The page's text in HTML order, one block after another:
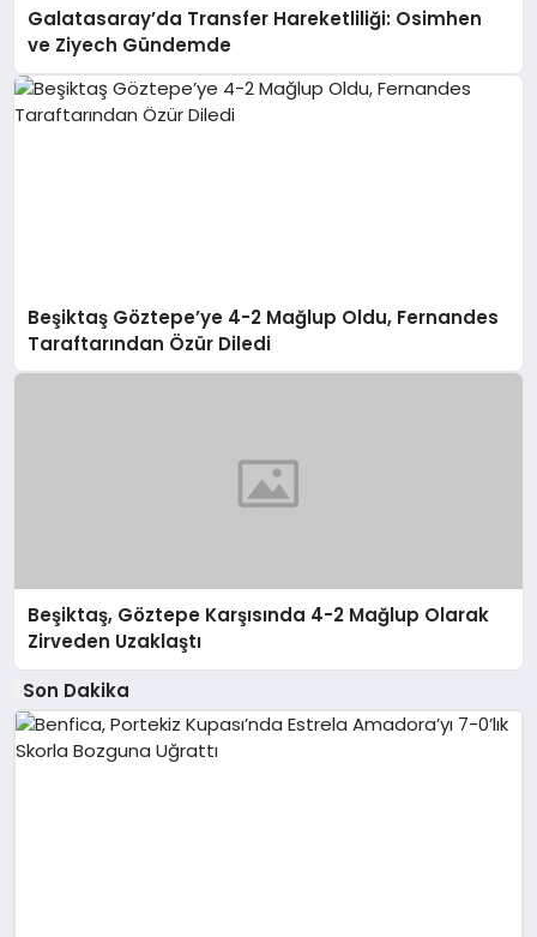
Galatasaray’da Transfer Hareketliliği: Osimhen
ve Ziyech Gündemde
Beşiktaş Göztepe’ye 4-2 Mağlup Oldu, Fernandes
Taraftarından Özür Diledi
Beşiktaş, Göztepe Karşısında 4-2 Mağlup Olarak
Zirveden Uzaklaştı
Son Dakika